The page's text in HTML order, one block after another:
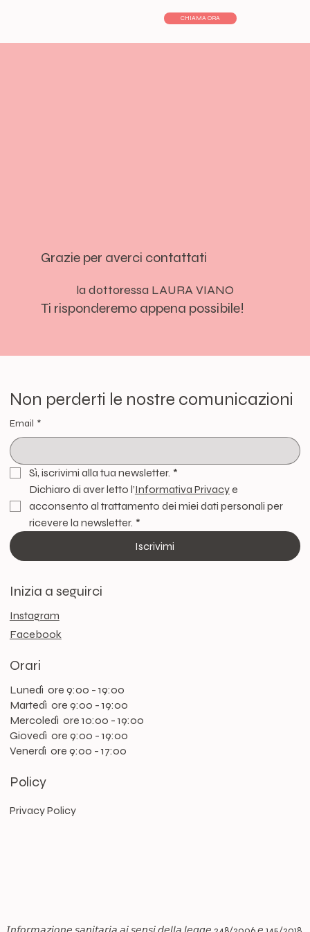
CHIAMA ORA
Grazie per averci contattati
la dottoressa LAURA VIANO
Ti risponderemo appena possibile!
Non perderti le nostre comunicazioni
Email *
Sì, iscrivimi alla tua newsletter. *
Dichiaro di aver letto l’Informativa Privacy e
acconsento al trattamento dei miei dati personali per
ricevere la newsletter. *
Iscrivimi
Inizia a seguirci
Instagram
Facebook
Orari
Lunedì ore 9:00 - 19:00
Martedì ore 9:00 - 19:00
Mercoledì ore 10:00 - 19:00
Giovedì ore 9:00 - 19:00
Venerdì ore 9:00 - 17:00
Policy
Privacy Policy